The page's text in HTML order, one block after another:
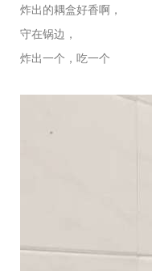
炸出的耦盒好香啊，
守在锅边，
炸出一个，吃一个